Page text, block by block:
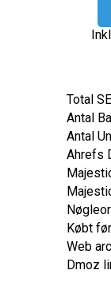
Total
Antal
Antal
Ahrefs
Købt
Web
Dmoz